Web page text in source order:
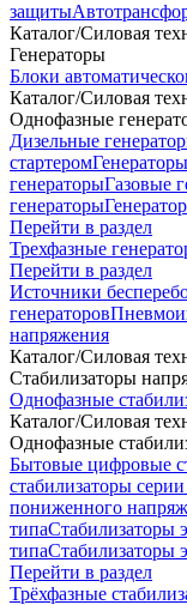
защиты
Каталог/Силовая
Генераторы
Блоки
Каталог/Силовая
Однофазные
Дизельные
стартером
генераторыГазовые
генераторы
Перейти в раздел
Трехфазные
Перейти в раздел
Источники
генераторов
напряжения
Каталог/Силовая
Стабилизаторы
Однофазные
Каталог/Силовая
Однофазные
Бытовые цифровые
стабилизаторы
пониженного
типаСтабилизаторы
типаСтабилизаторы
Перейти в раздел
Трёхфазные